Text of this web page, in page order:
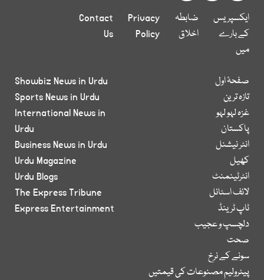
ایکسپریس
کے بارے
میں
ضابطہ
اخلاق
Privacy
Policy
Contact
Us
صفحۂ اول
تازہ ترین
غزہ لہو لہو
پاکستان
انٹر نیشنل
کھیل
انٹرٹینمنٹ
لائف اسٹائل
ٹاپ ٹرینڈ
دلچسپ و عجیب
صحت
سونے کے نرخ
پیٹرولیم مصنوعات کی قیمتیں
Showbiz News in Urdu
Sports News in Urdu
International News in
Urdu
Business News in Urdu
Urdu Magazine
Urdu Blogs
The Express Tribune
Express Entertainment